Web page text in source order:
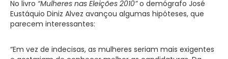
No livro “Mulheres nas Eleições 2010”o demógrafo José
Eustáquio Diniz Alvez avançou algumas hipóteses, que
parecem interessantes:
“Em vez de indecisas, as mulheres seriam mais exigentes